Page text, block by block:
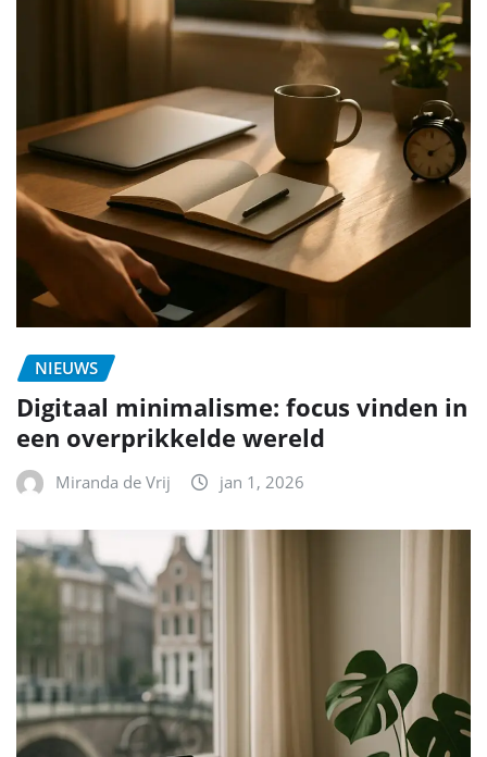
NIEUWS
Digitaal minimalisme: focus vinden in
een overprikkelde wereld
Miranda de Vrij jan 1, 2026